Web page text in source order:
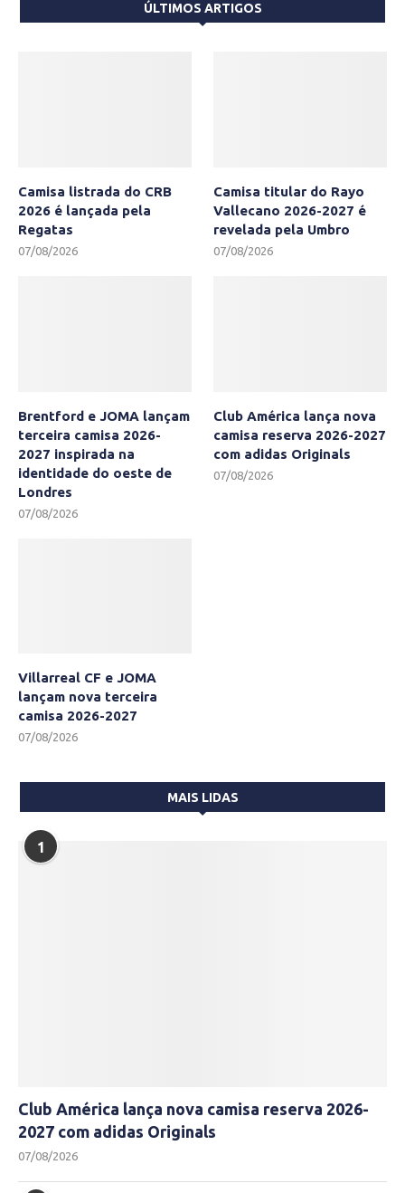
ÚLTIMOS ARTIGOS
Camisa listrada do CRB
2026 é lançada pela
Regatas
07/08/2026
Camisa titular do Rayo
Vallecano 2026-2027 é
revelada pela Umbro
07/08/2026
Brentford e JOMA lançam
terceira camisa 2026-
2027 inspirada na
identidade do oeste de
Londres
07/08/2026
Club América lança nova
camisa reserva 2026-2027
com adidas Originals
07/08/2026
Villarreal CF e JOMA
lançam nova terceira
camisa 2026-2027
07/08/2026
MAIS LIDAS
1
Club América lança nova camisa reserva 2026-
2027 com adidas Originals
07/08/2026